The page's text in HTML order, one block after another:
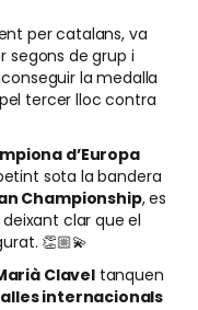
per catalans, va
segons de grup i
la medalla
tercer lloc contra
d’Europa
sota la bandera
Championship, es
deixant clar que el
👏🏼💫
Claveltanquen
internacionals